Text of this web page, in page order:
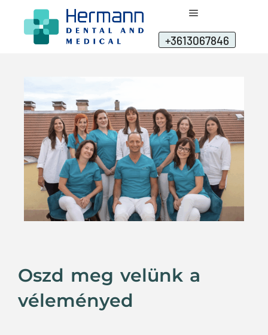
+3613067846
Oszd meg velünk a
véleményed